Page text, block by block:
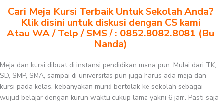
Cari Meja Kursi Terbaik Untuk Sekolah Anda?
Klik disini untuk diskusi dengan CS kami
Atau WA / Telp / SMS / : 0852.8082.8081 (Bu
Nanda)
Meja dan kursi dibuat di instansi pendidikan mana pun. Mulai dari TK,
SD, SMP, SMA, sampai di universitas pun juga harus ada meja dan
kursi pada kelas. kebanyakan murid bertolak ke sekolah sebagai
wujud belajar dengan kurun waktu cukup lama yakni 6 jam. Pasti saja